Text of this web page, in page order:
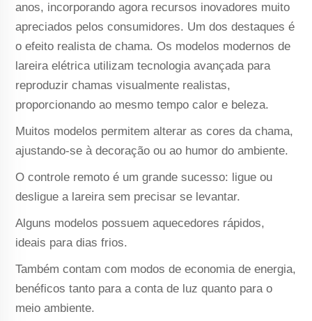
anos, incorporando agora recursos inovadores muito
apreciados pelos consumidores. Um dos destaques é
o efeito realista de chama. Os modelos modernos de
lareira elétrica utilizam tecnologia avançada para
reproduzir chamas visualmente realistas,
proporcionando ao mesmo tempo calor e beleza.
Muitos modelos permitem alterar as cores da chama,
ajustando-se à decoração ou ao humor do ambiente.
O controle remoto é um grande sucesso: ligue ou
desligue a lareira sem precisar se levantar.
Alguns modelos possuem aquecedores rápidos,
ideais para dias frios.
Também contam com modos de economia de energia,
benéficos tanto para a conta de luz quanto para o
meio ambiente.